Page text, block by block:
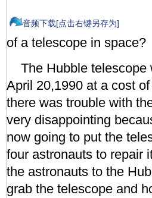
音频下载[点击右键另存为]
of a telescope in space?
The Hubble telescope
April 20,1990 at a cost
there was trouble with
very disappointing
now going to put the
four astronauts to repair
the astronauts to the
grab the telescope and